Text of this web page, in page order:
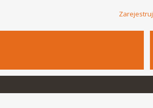
Zarejestruj